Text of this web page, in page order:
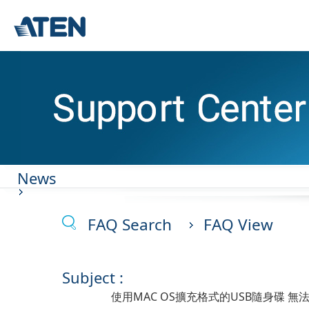
News
FAQ Search FAQ View
Subject :
使用MAC OS擴充格式的USB隨身碟 無